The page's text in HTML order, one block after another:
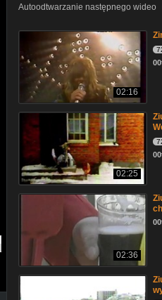
Autoodtwarzanie następnego wideo
02:16
02:25
02:36